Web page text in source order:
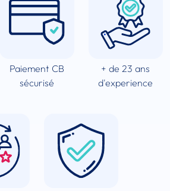
Paiement CB
sécurisé
+ de 23 ans
d'experience